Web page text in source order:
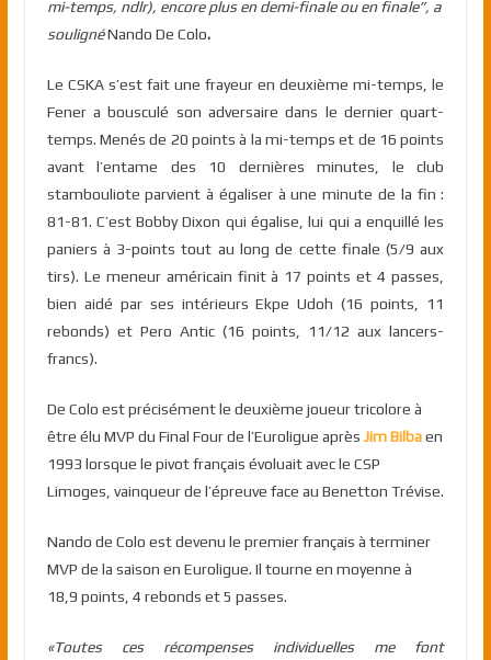
mi-temps, ndlr), encore plus en demi-finale ou en finale”, a
soulignéNando De Colo.
Le CSKA s’est fait une frayeur en deuxième mi-temps, le
Fener a bousculé son adversaire dans le dernier quart-
temps. Menés de 20 points à la mi-temps et de 16 points
avant l’entame des 10 dernières minutes, le club
stambouliote parvient à égaliser à une minute de la fin :
81-81. C’est Bobby Dixon qui égalise, lui qui a enquillé les
paniers à 3-points tout au long de cette finale (5/9 aux
tirs). Le meneur américain finit à 17 points et 4 passes,
bien aidé par ses intérieurs Ekpe Udoh (16 points, 11
rebonds) et Pero Antic (16 points, 11/12 aux lancers-
francs).
De Colo est précisément le deuxième joueur tricolore à
être élu MVP du Final Four de l’Euroligue après Jim Bilbaen
1993 lorsque le pivot français évoluait avec le CSP
Limoges, vainqueur de l’épreuve face au Benetton Trévise.
Nando de Colo est devenu le premier français à terminer
MVP de la saison en Euroligue. Il tourne en moyenne à
18,9 points, 4 rebonds et 5 passes.
«Toutes ces récompenses individuelles me font